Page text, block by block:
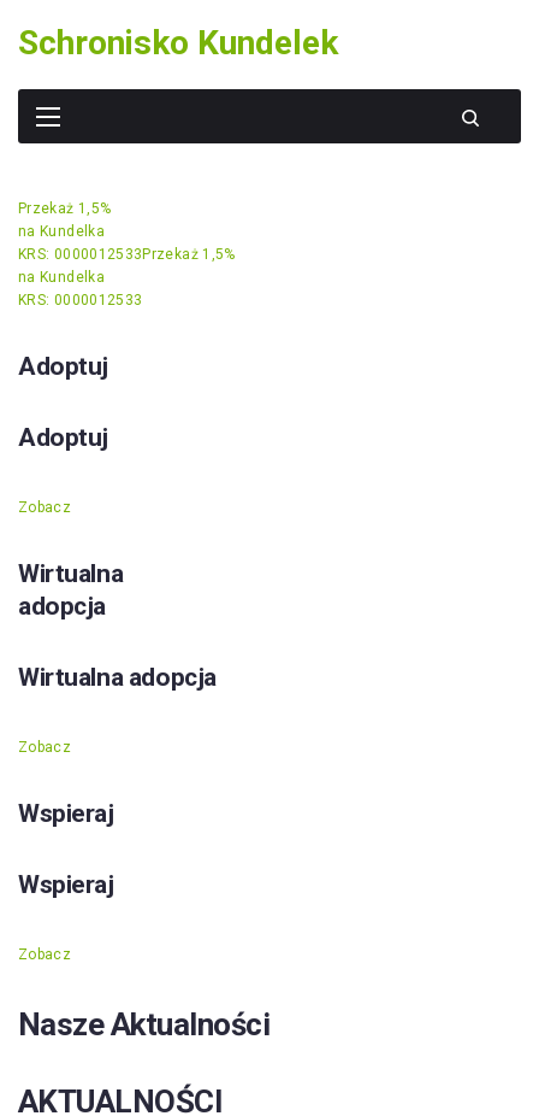
content
Schronisko Kundelek
Przekaż 1,5%
na Kundelka
KRS: 0000012533 Przekaż 1,5%
na Kundelka
KRS: 0000012533
Adoptuj
Adoptuj
Zobacz
Wirtualna
adopcja
Wirtualna adopcja
Zobacz
Wspieraj
Wspieraj
Zobacz
Nasze Aktualności
AKTUALNOŚCI